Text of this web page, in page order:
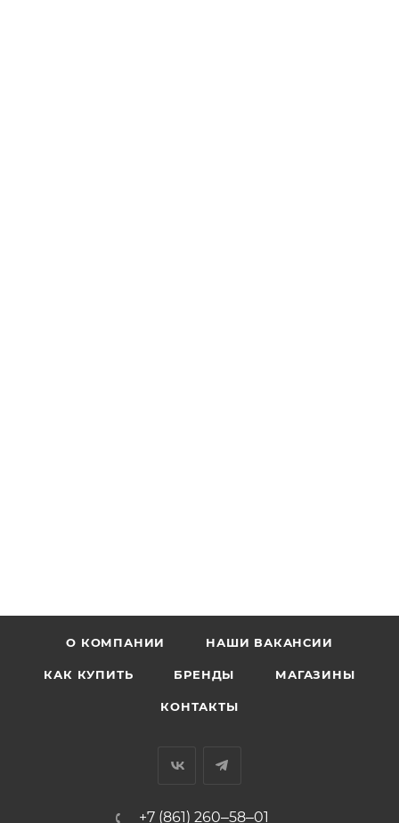
О КОМПАНИИ НАШИ ВАКАНСИИ
КАК КУПИТЬ БРЕНДЫ МАГАЗИНЫ
КОНТАКТЫ
+7 (861) 260‒58‒01